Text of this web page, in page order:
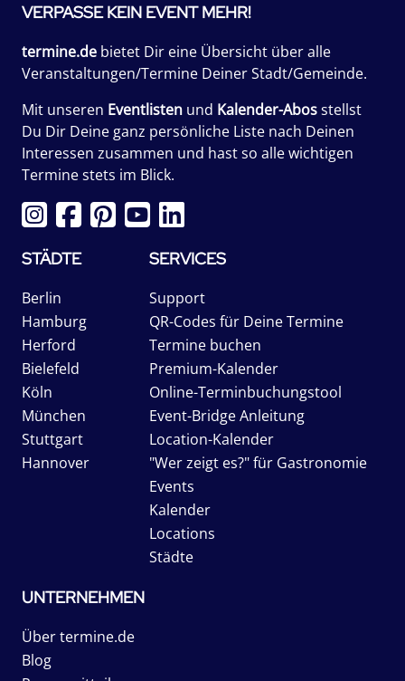
VERPASSE KEIN EVENT MEHR!
termine.de bietet Dir eine Übersicht über alle
Veranstaltungen/Termine Deiner Stadt/Gemeinde.
Mit unseren Eventlisten und Kalender-Abosstellst
Du Dir Deine ganz persönliche Liste nach Deinen
Interessen zusammen und hast so alle wichtigen
Termine stets im Blick.
STÄDTE
Berlin
Hamburg
Herford
Bielefeld
Köln
München
Stuttgart
Hannover
SERVICES
Support
QR-Codes für Deine Termine
Termine buchen
Premium-Kalender
Online-Terminbuchungstool
Event-Bridge Anleitung
Location-Kalender
"Wer zeigt es?" für Gastronomie
Events
Kalender
Locations
Städte
UNTERNEHMEN
Über termine.de
Blog